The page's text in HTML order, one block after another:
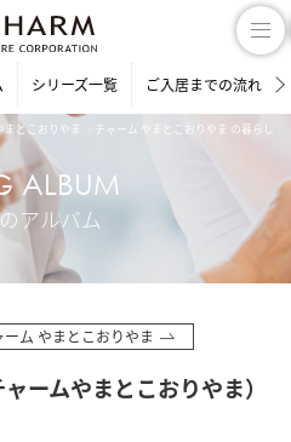
シリーズ一覧 ご入居までの流れ
まとこおりやま チャーム やまとこおりやま の暮らしの
ALBUM
アルバム
ーム やまとこおりやま
ームやまとこおりやま）